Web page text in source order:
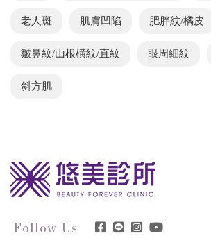
老人斑 肌膚凹陷 肥胖紋/橘皮
皺鼻紋/山根橫紋/直紋 眼周細紋
斜方肌
Follow Us